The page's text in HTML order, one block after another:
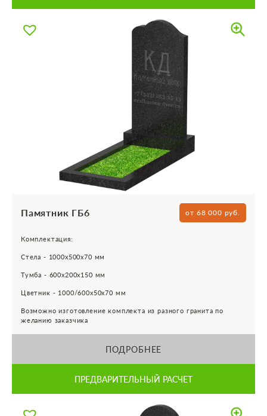
Памятник ГБ6 от 68 000 руб.
Комплектация:
Стела - 1000х500х70 мм
Тумба - 600х200х150 мм
Цветник - 1000/600х50х70 мм
Возможно изготовление комплекта из разного гранита по
желанию заказчика
ПОДРОБНЕЕ
ПРЕДВАРИТЕЛЬНЫЙ РАСЧЕТ